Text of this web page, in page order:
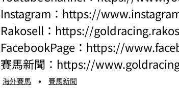
Instagram： https://
Rakosell： https://
FacebookPage： https://
賽馬新聞： https://
海外賽馬 賽馬新聞